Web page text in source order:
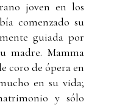
joven en los
comenzado su
guiada por
madre. Mamma
coro de ópera en
en su vida;
y sólo